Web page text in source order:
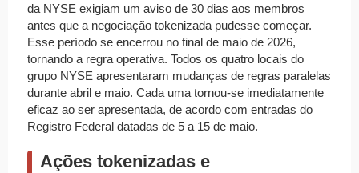
da NYSE exigiam um aviso de 30 dias aos membros
antes que a negociação tokenizada pudesse começar.
Esse período se encerrou no final de maio de 2026,
tornando a regra operativa. Todos os quatro locais do
grupo NYSE apresentaram mudanças de regras paralelas
durante abril e maio. Cada uma tornou-se imediatamente
eficaz ao ser apresentada, de acordo com entradas do
Registro Federal datadas de 5 a 15 de maio.
Ações tokenizadas e